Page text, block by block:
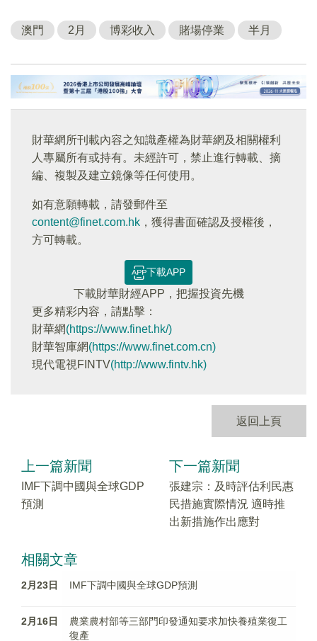
澳門 2月 博彩收入 賭場停業 半月
財華網所刊載內容之知識產權為財華網及相關權利
人專屬所有或持有。未經許可，禁止進行轉載、摘
編、複製及建立鏡像等任何使用。
如有意願轉載，請發郵件至
content@finet.com.hk ，獲得書面確認及授權後，
方可轉載。
下載APP
下載財華財經APP，把握投資先機
更多精彩内容，請點擊：
財華網(https://www.finet.hk/)
財華智庫網(https://www.finet.com.cn)
現代電視FINTV(http://www.fintv.hk)
返回上頁
上一篇新聞
IMF下調中國與全球GDP
預測
下一篇新聞
張建宗：及時評估利民惠
民措施實際情況 適時推
出新措施作出應對
相關文章
2月23日 IMF下調中國與全球GDP預測
2月16日
農業農村部等三部門印發通知要求加快養殖業復工
復產